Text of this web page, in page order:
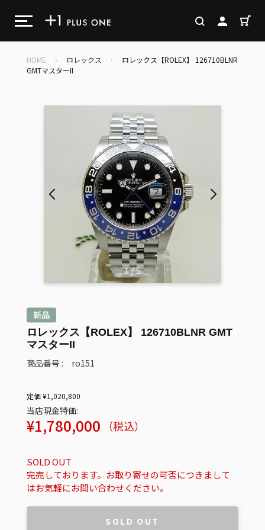
ン
検索 ログイン
HOME › ロレックス ›
ロレックス【ROLEX】 126710BLNR
GMTマスターII
1/5
ロレックス【ROLEX】 126710BLNR GMT
マスターII
商品番号 : ro151
定価 ¥1,020,800
当店現金特価:
通
格
¥1,780,000 （税込）
SOLD OUT
完売しております。お取り寄せの可否につきまして
はお気軽にお問い合わせください。
SOLD OUT